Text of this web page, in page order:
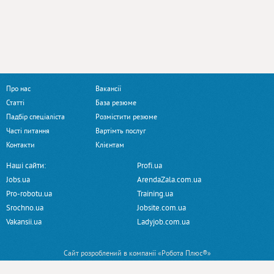
Про нас
Статті
Падбір спеціаліста
Часті питання
Контакти
Вакансії
База резюме
Розмістити резюме
Вартімть послуг
Клієнтам
Наші сайти:
Jobs.ua
Pro-robotu.ua
Srochno.ua
Vakansii.ua
Profi.ua
ArendaZala.com.ua
Training.ua
Jobsite.com.ua
Ladyjob.com.ua
Сайт розроблений в компанії «Робота Плюс®»